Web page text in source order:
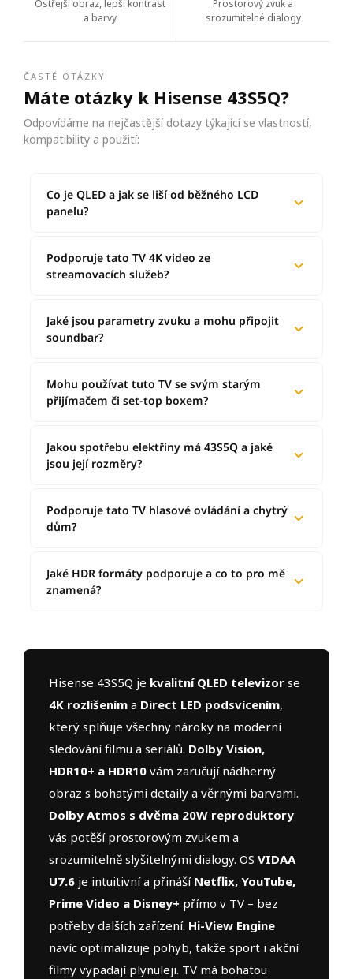
Ostřejší obraz, lepší kontrast
a barvy
Prostorový zvuk a
srozumitelné dialogy
ČASTÉ OTÁZKY
Máte otázky k Hisense 43S5Q?
Odpovídáme na nejčastější dotazy týkající se vlastností,
kompatibility a použití:
Co je QLED a jak se liší od běžného LCD
panelu?
Podporuje tato TV 4K video ze
streamovacích služeb?
Jaké jsou parametry zvuku a mohu připojit
soundbar?
Mohu používat tuto TV se svým starým
přijímačem či set-top boxem?
Jakou spotřebu elektřiny má 43S5Q a jaké
jsou její rozměry?
Podporuje tato TV hlasové ovládání a chytrý
dům?
Jaké HDR formáty podporuje a co to pro mě
znamená?
Hisense 43S5Q je kvalitní QLED televizor se
4K rozlišením a Direct LED podsvícením,
který splňuje všechny nároky na moderní
sledování filmu a seriálů. Dolby Vision,
HDR10+ a HDR10 vám zaručují nádherný
obraz s bohatými detaily a věrnými barvami.
Dolby Atmos s dvěma 20W reproduktory
vás potěší prostorovým zvukem a
srozumitelně slyšitelnými dialogy. OS VIDAA
U7.6 je intuitivní a přináší Netflix, YouTube,
Prime Video a Disney+ přímo v TV – bez
potřeby dalších zařízení. Hi-View Engine
navíc optimalizuje pohyb, takže sport i akční
filmy vypadají plynuleji. TV má bohatou